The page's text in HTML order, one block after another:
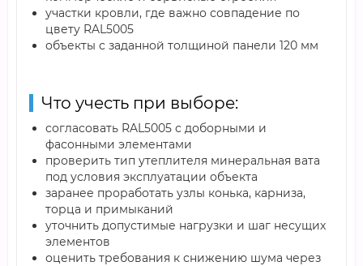
участки кровли, где важно совпадение по
цвету RAL5005
объекты с заданной толщиной панели 120 мм
Что учесть при выборе:
согласовать RAL5005 с доборными и
фасонными элементами
проверить тип утеплителя минеральная вата
под условия эксплуатации объекта
заранее проработать узлы конька, карниза,
торца и примыканий
уточнить допустимые нагрузки и шаг несущих
элементов
оценить требования к снижению шума через